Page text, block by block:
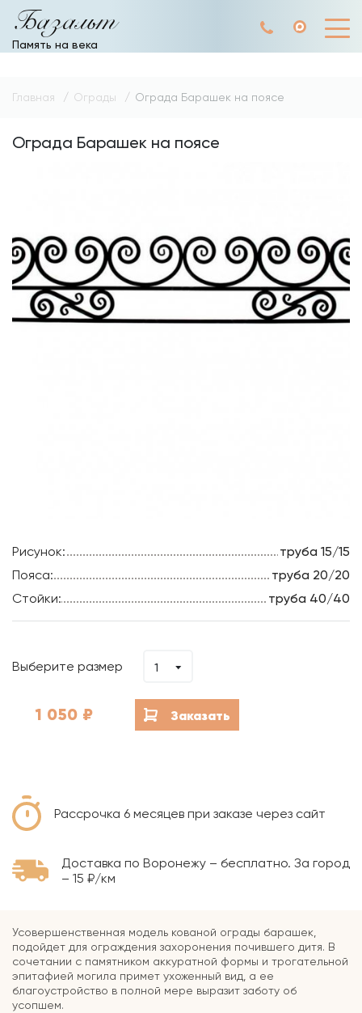
Базальт
Память на века
Главная Ограды Ограда Барашек на поясе
Ограда Барашек на поясе
Рисунок:
труба 15/15
Пояса:
труба 20/20
Стойки:
труба 40/40
Выберите размер 1
1 050 ₽ Заказать
Рассрочка 6 месяцев при заказе через сайт
Доставка по Воронежу – бесплатно. За город
– 15 ₽/км
Усовершенственная модель кованой ограды барашек,
подойдет для ограждения захоронения почившего дитя. В
сочетании с памятником аккуратной формы и трогательной
эпитафией могила примет ухоженный вид, а ее
благоустройство в полной мере выразит заботу об
усопшем.